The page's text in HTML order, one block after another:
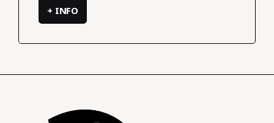
+ INFO